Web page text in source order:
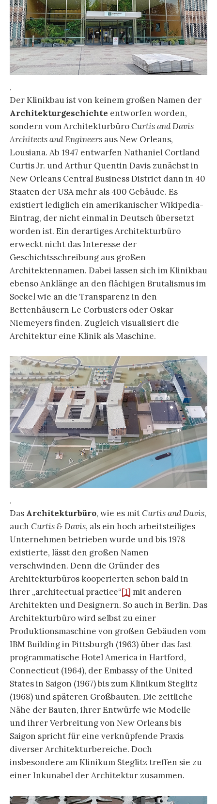
.
Der Klinikbau ist von keinem großen Namen der
Architekturgeschichte entworfen worden,
sondern vom ArchitekturbüroCurtis and Davis
Architects and Engineers aus New Orleans,
Lousiana. Ab 1947 entwarfen Nathaniel Cortland
Curtis Jr. und Arthur Quentin Davis zunächst in
New Orleans Central Business District dann in 40
Staaten der USA mehr als 400 Gebäude. Es
existiert lediglich ein amerikanischer Wikipedia-
Eintrag, der nicht einmal in Deutsch übersetzt
worden ist. Ein derartiges Architekturbüro
erweckt nicht das Interesse der
Geschichtsschreibung aus großen
Architektennamen. Dabei lassen sich im Klinikbau
ebenso Anklänge an den flächigen Brutalismus im
Sockel wie an die Transparenz in den
Bettenhäusern Le Corbusiers oder Oskar
Niemeyers finden. Zugleich visualisiert die
Architektur eine Klinik als Maschine.
.
Das Architekturbüro, wie es mitCurtis and Davis,
auch Curtis & Davis, als ein hoch arbeitsteiliges
Unternehmen betrieben wurde und bis 1978
existierte, lässt den großen Namen
verschwinden. Denn die Gründer des
Architekturbüros kooperierten schon bald in
ihrer „architectual practice“[1] mit anderen
Architekten und Designern. So auch in Berlin. Das
Architekturbüro wird selbst zu einer
Produktionsmaschine von großen Gebäuden vom
IBM Building in Pittsburgh (1963) über das fast
programmatische Hotel America in Hartford,
Connecticut (1964), der Embassy of the United
States in Saigon (1967) bis zum Klinikum Steglitz
(1968) und späteren Großbauten. Die zeitliche
Nähe der Bauten, ihrer Entwürfe wie Modelle
und ihrer Verbreitung von New Orleans bis
Saigon spricht für eine verknüpfende Praxis
diverser Architekturbereiche. Doch
insbesondere am Klinikum Steglitz treffen sie zu
einer Inkunabel der Architektur zusammen.